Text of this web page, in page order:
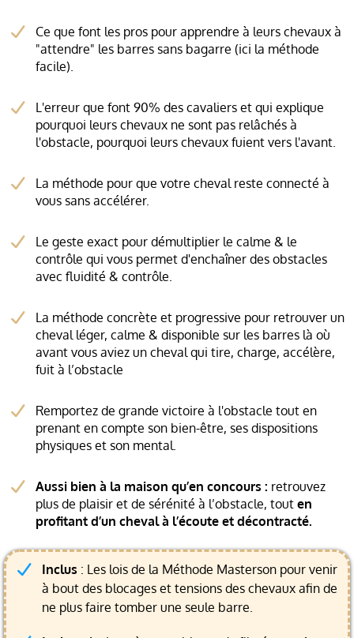
Ce que font les pros pour apprendre à leurs chevaux à
"attendre" les barres sans bagarre (ici la méthode
facile).
L'erreur que font 90% des cavaliers et qui explique
pourquoi leurs chevaux ne sont pas relâchés à
l'obstacle, pourquoi leurs chevaux fuient vers l'avant.
La méthode pour que votre cheval reste connecté à
vous sans accélérer.
Le geste exact pour démultiplier le calme & le
contrôle qui vous permet d'enchaîner des obstacles
avec fluidité & contrôle.
La méthode concrète et progressive pour retrouver un
cheval léger, calme & disponible sur les barres là où
avant vous aviez un cheval qui tire, charge, accélère,
fuit à l’obstacle
Remportez de grande victoire à l'obstacle tout en
prenant en compte son bien-être, ses dispositions
physiques et son mental.
Aussi bien à la maison qu’en concours : retrouvez
plus de plaisir et de sérénité à l’obstacle, tout en
profitant d’un cheval à l’écoute et décontracté.
Inclus : Les lois de la Méthode Masterson pour venir
à bout des blocages et tensions des chevaux afin de
ne plus faire tomber une seule barre.